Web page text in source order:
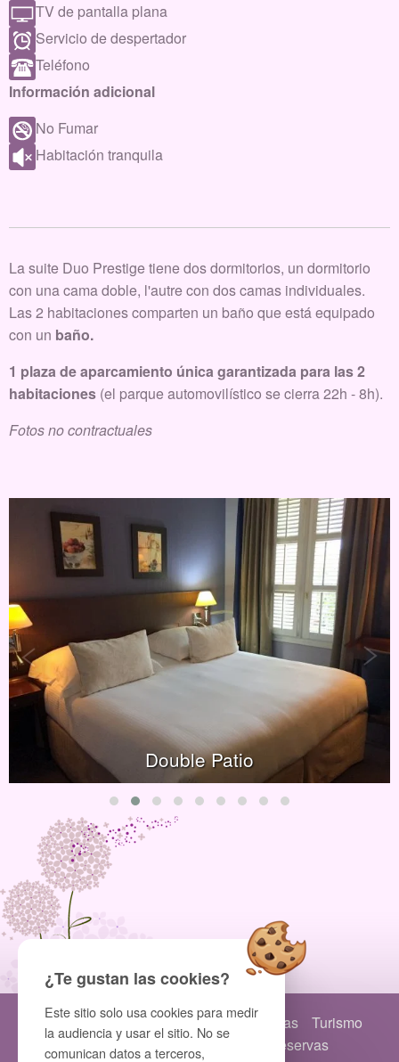
TV de pantalla plana
Servicio de despertador
Teléfono
Información adicional
No Fumar
Habitación tranquila
La suite Duo Prestige tiene dos dormitorios, un dormitorio
con una cama doble, l'autre con dos camas individuales.
Las 2 habitaciones comparten un baño que está equipado
con un baño.
1 plaza de aparcamiento única garantizada para las 2
habitaciones (el parque automovilístico se cierra 22h - 8h).
Fotos no contractuales
Double Patio
Inicio Habitaciones Seminarios Ofertas
Turismo
Art
Fotos Acceso Contacto Reservas
¿Te gustan las cookies?
Este sitio solo usa cookies para medir
la audiencia y usar el sitio. No se
comunican datos a terceros,